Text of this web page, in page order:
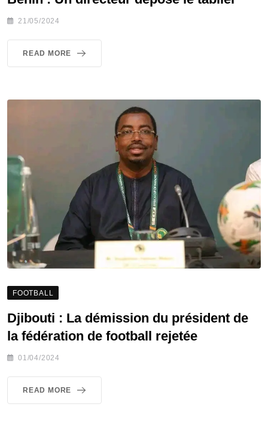
21/05/2024
READ MORE
FOOTBALL
Djibouti : La démission du président de
la fédération de football rejetée
01/04/2024
READ MORE